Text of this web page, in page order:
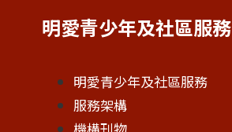
明愛青少年及社區服務
明愛青少年及社區服務
服務架構